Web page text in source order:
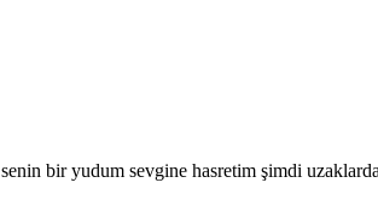
bir yudum sevgine hasretim şimdi